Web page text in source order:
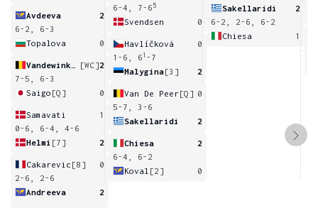
Avdeeva
2
6-2, 6-3
Topalova
0
[WC]2
7-5, 6-3
Saigo [Q] 0
Samavati
1
0-6, 6-4, 4-6
Helmi [7] 2
Cakarevic [8]
0
2-6, 2-6
Andreeva
2
6-4, 7-6 5
Svendsen 0
Havlíčková
0
1-6, 6 1 -7
Malygina[3] 2
Van De Peer[Q] 0
5-7, 3-6
Sakellaridi
2
Chiesa
2
6-4, 6-2
Koval [2] 0
Sakellaridi
2
6-2, 2-6, 6-2
Chiesa
1